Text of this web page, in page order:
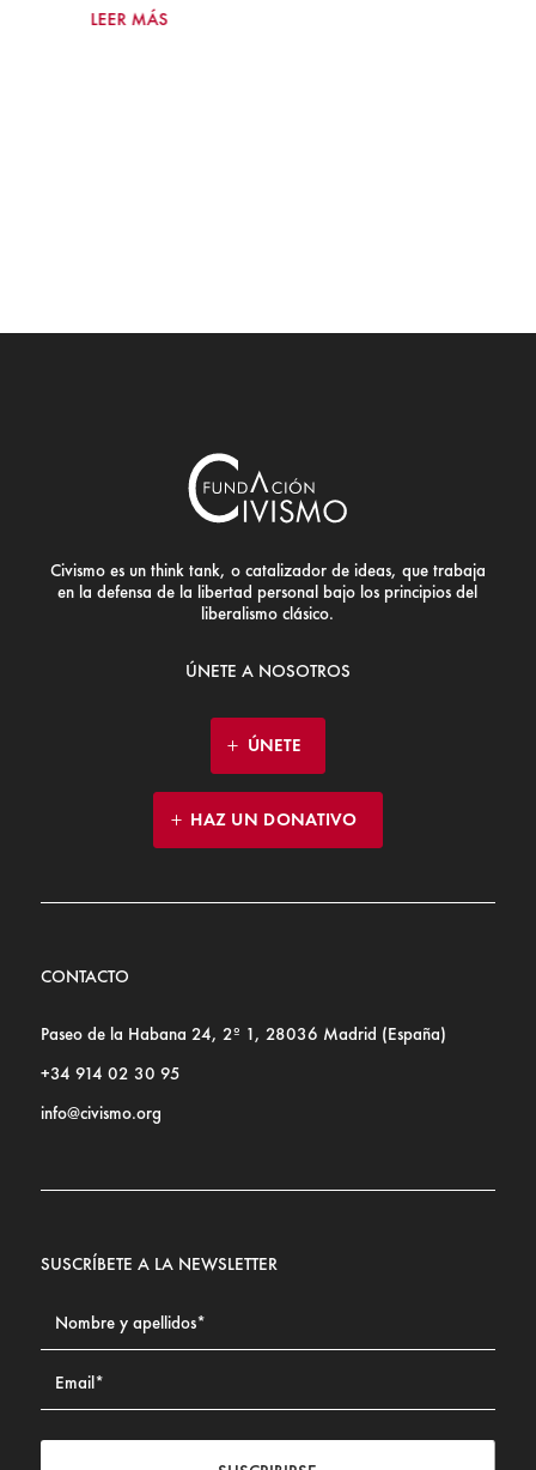
LEER MÁS
Civismo es un think tank, o catalizador de ideas, que trabaja
en la defensa de la libertad personal bajo los principios del
liberalismo clásico.
ÚNETE A NOSOTROS
ÚNETE
HAZ UN DONATIVO
CONTACTO
Paseo de la Habana 24, 2º 1, 28036 Madrid (España)
+34 914 02 30 95
info@civismo.org
SUSCRÍBETE A LA NEWSLETTER